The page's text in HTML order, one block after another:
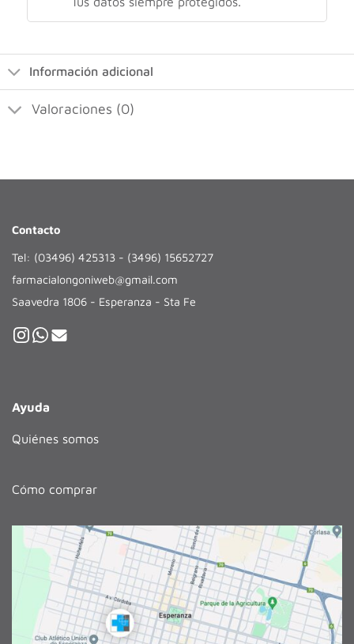
Información adicional
Valoraciones (0)
Contacto
Tel: (03496) 425313 - (3496) 15652727
farmacialongoniweb@gmail.com
Saavedra 1806 - Esperanza - Sta Fe
Ayuda
Quiénes somos
Cómo comprar